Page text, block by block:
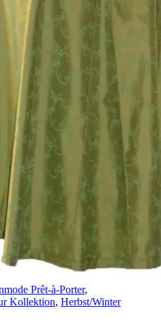
Prêt-à-Porter,
Kollektion, Herbst/Winter